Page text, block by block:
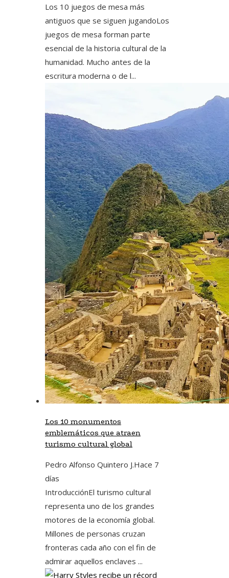
Los 10 juegos de mesa más
antiguos que se siguen jugandoLos
juegos de mesa forman parte
esencial de la historia cultural de la
humanidad. Mucho antes de la
escritura moderna o de l...
Los 10 monumentos
emblemáticos que atraen
turismo cultural global
Pedro Alfonso Quintero J.Hace 7
días
IntroducciónEl turismo cultural
representa uno de los grandes
motores de la economía global.
Millones de personas cruzan
fronteras cada año con el fin de
admirar aquellos enclaves ...